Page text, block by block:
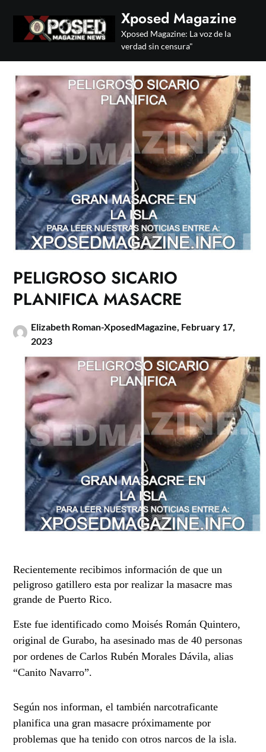
content
Xposed Magazine
Xposed Magazine: La voz de la
verdad sin censura"
PELIGROSO SICARIO
PLANIFICA MASACRE
Elizabeth Roman-XposedMagazine, February 17,
2023
Recientemente recibimos información de que un
peligroso gatillero esta por realizar la masacre mas
grande de Puerto Rico.
Este fue identificado como Moisés Román Quintero,
original de Gurabo, ha asesinado mas de 40 personas
por ordenes de Carlos Rubén Morales Dávila, alias
“Canito Navarro”.
Según nos informan, el también narcotraficante
planifica una gran masacre próximamente por
problemas que ha tenido con otros narcos de la isla.